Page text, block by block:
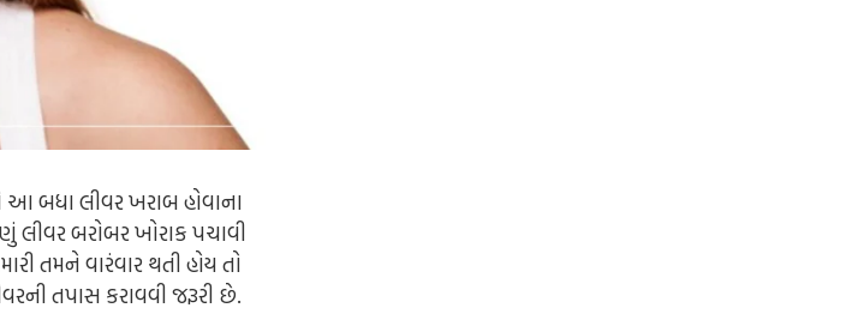
બધા લીવર ખરાબ હોવાના
લીવર બરોબર ખોરાક પચાવી
તમને વારંવાર થતી હોય તો
તપાસ કરાવવી જરૂરી છે.